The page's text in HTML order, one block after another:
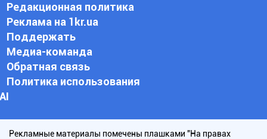
Редакционная политика
Реклама на 1kr.ua
Поддержать
Медиа-команда
Обратная связь
Политика использования
АI
Рекламные материалы помечены плашками "На правах